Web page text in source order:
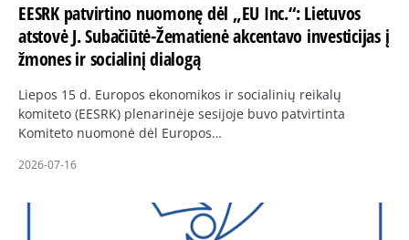
EESRK patvirtino nuomonę dėl „EU Inc.“: Lietuvos
atstovė J. Subačiūtė-Žematienė akcentavo investicijas į
žmones ir socialinį dialogą
Liepos 15 d. Europos ekonomikos ir socialinių reikalų
komiteto (EESRK) plenarinėje sesijoje buvo patvirtinta
Komiteto nuomonė dėl Europos…
2026-07-16